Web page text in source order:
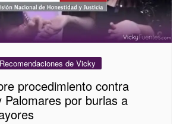
Recomendaciones de Vicky
procedimiento contra
Palomares por burlas a